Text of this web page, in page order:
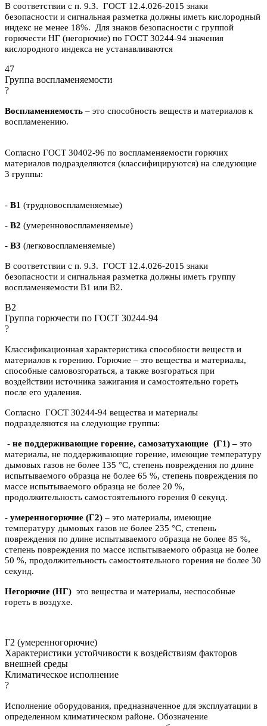
В соответствии с п. 9.3. ГОСТ 12.4.026-2015 знаки
безопасности и сигнальная разметка должны иметь кислородный
индекс не менее 18%. Для знаков безопасности с группой
горючести НГ (негорючие) по ГОСТ 30244-94 значения
кислородного индекса не устанавливаются
47
Группа воспламеняемости
?
Воспламеняемость – это способность веществ и материалов к
воспламенению.
Согласно ГОСТ 30402-96 по воспламеняемости горючих
материалов подразделяются (классифицируются) на следующие
3 группы:
- В1 (трудновоспламеняемые)
- В2 (умеренновоспламеняемые)
- В3 (легковоспламеняемые)
В соответствии с п. 9.3. ГОСТ 12.4.026-2015 знаки
безопасности и сигнальная разметка должны иметь группу
воспламеняемости В1 или В2.
B2
Группа горючести по ГОСТ 30244-94
?
Классификационная характеристика способности веществ и
материалов к горению. Горючие – это вещества и материалы,
способные самовозгораться, а также возгораться при
воздействии источника зажигания и самостоятельно гореть
после его удаления.
Согласно ГОСТ 30244-94 вещества и материалы
подразделяются на следующие группы:
- не поддерживающие горение, самозатухающие (Г1) – это
материалы, не поддерживающие горение, имеющие температуру
дымовых газов не более 135 °C, степень повреждения по длине
испытываемого образца не более 65 %, степень повреждения по
массе испытываемого образца не более 20 %,
продолжительность самостоятельного горения 0 секунд.
- умеренногорючие (Г2) – это материалы, имеющие
температуру дымовых газов не более 235 °C, степень
повреждения по длине испытываемого образца не более 85 %,
степень повреждения по массе испытываемого образца не более
50 %, продолжительность самостоятельного горения не более 30
секунд.
Негорючие (НГ) это вещества и материалы, неспособные
гореть в воздухе.
Г2 (умеренногорючие)
Характеристики устойчивости к воздействиям факторов
внешней среды
Климатическое исполнение
?
Исполнение оборудования, предназначенное для эксплуатации в
определенном климатическом районе. Обозначение